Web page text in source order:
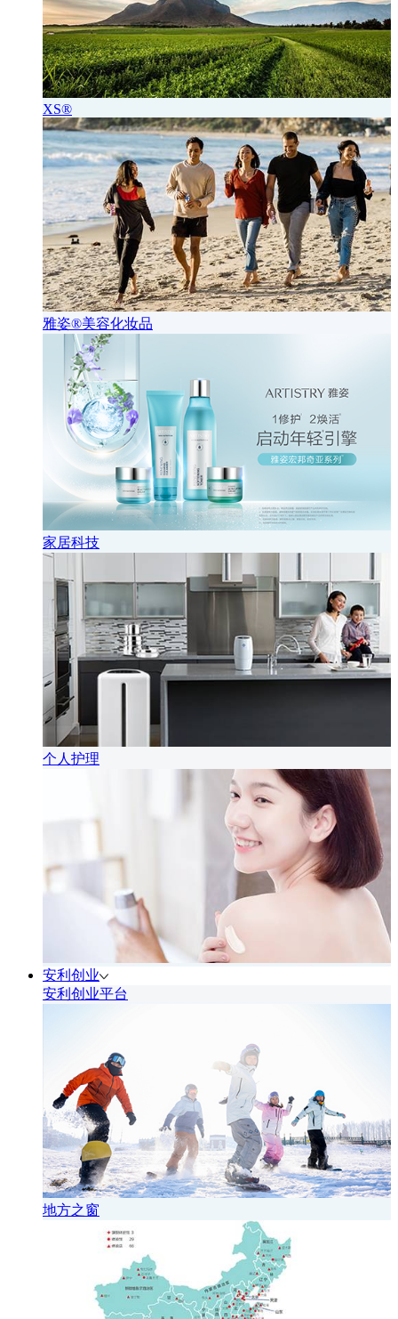
XS®
雅姿®美容化妆品
家居科技
个人护理
安利创业
安利创业平台
地方之窗